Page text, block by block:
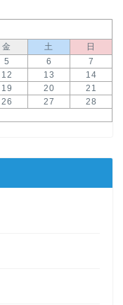
金 土
日
5 6
7
12 13
14
19 20
21
26 27
28